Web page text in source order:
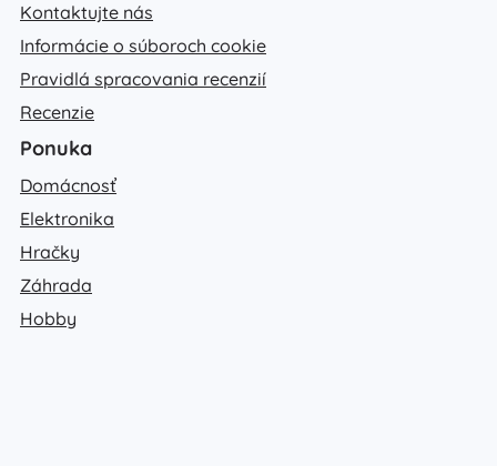
Kontaktujte nás
Informácie o súboroch cookie
Pravidlá spracovania recenzií
Recenzie
Ponuka
Domácnosť
Elektronika
Hračky
Záhrada
Hobby